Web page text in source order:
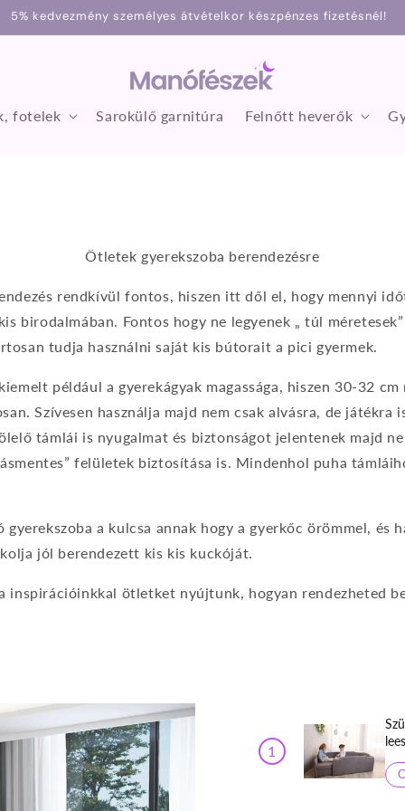
5% kedvezmény személyes átvételkor készpénzes fizetésnél!
fotelek Sarokülő garnitúra Felnőtt heverők
Ötletek gyerekszoba berendezésre
rendkívül fontos, hiszen itt dől el, hogy mennyi
birodalmában. Fontos hogy ne legyenek „ túl méretesek”
tudja használni saját kis bútorait a pici gyermek.
például a gyerekágyak magassága, hiszen 30-32 cm
Szívesen használja majd nem csak alvásra, de játékra
támlái is nyugalmat és biztonságot jelentenek majd
felületek biztosítása is. Mindenhol puha
gyerekszoba a kulcsa annak hogy a gyerkőc örömmel, és
jól berendezett kis kis kuckóját.
inspirációinkkal ötletket nyújtunk, hogyan rendezheted